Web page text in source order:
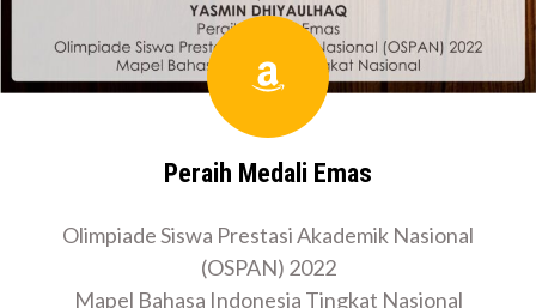
Amazon
Peraih Medali Emas
Olimpiade Siswa Prestasi Akademik Nasional
(OSPAN) 2022
Mapel Bahasa Indonesia Tingkat Nasional